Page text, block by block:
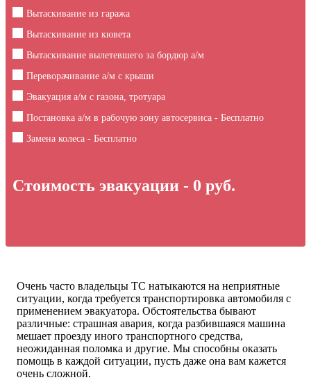
Вытаскивание из гаража
Вытаскивание из кювета
Вытаскивание вылетевшего за бордюр а/м
Переворачивание а/м с крыши
Эвакуация а/м с газона, тротуара
Постановка а/м в рабочую зону автосервиса - Бесплатно
Замена колеса - Бесплатно
Стоимость эвакуации - 0 руб.
Очень часто владельцы ТС натыкаются на неприятные
ситуации, когда требуется транспортировка автомобиля с
применением эвакуатора. Обстоятельства бывают
различные: страшная авария, когда разбившаяся машина
мешает проезду иного транспортного средства,
неожиданная поломка и другие. Мы способны оказать
помощь в каждой ситуации, пусть даже она вам кажется
очень сложной.